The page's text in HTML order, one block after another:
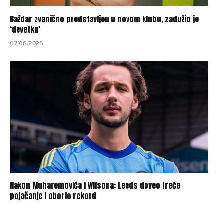
Baždar zvanično predstavljen u novom klubu, zadužio je
‘devetku’
07/08/2026
Nakon Muharemovića i Wilsona: Leeds doveo treće
pojačanje i oborio rekord